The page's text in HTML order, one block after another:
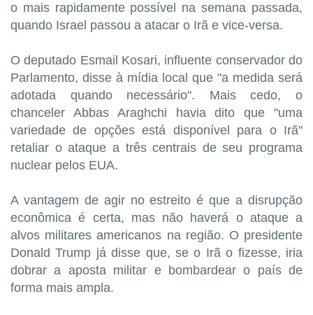
o mais rapidamente possível na semana passada,
quando Israel passou a atacar o Irã e vice-versa.
O deputado Esmail Kosari, influente conservador do
Parlamento, disse à mídia local que "a medida será
adotada quando necessário". Mais cedo, o
chanceler Abbas Araghchi havia dito que "uma
variedade de opções está disponível para o Irã"
retaliar o ataque a três centrais de seu programa
nuclear pelos EUA.
A vantagem de agir no estreito é que a disrupção
econômica é certa, mas não haverá o ataque a
alvos militares americanos na região. O presidente
Donald Trump já disse que, se o Irã o fizesse, iria
dobrar a aposta militar e bombardear o país de
forma mais ampla.